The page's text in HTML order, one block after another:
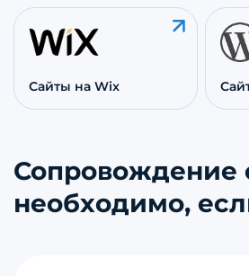
Сайты на Wix
Сопровождение
необходимо,